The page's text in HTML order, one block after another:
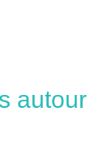
autour